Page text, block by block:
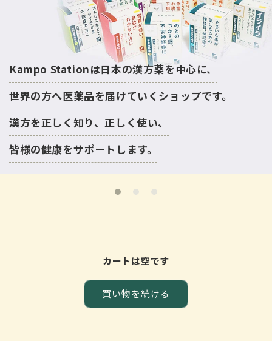
Kampo Stationは日本の漢方薬を中心に、
世界の方へ医薬品を届けていくショップです。
漢方を正しく知り、正しく使い、
皆様の健康をサポートします。
カートは空です
買い物を続ける